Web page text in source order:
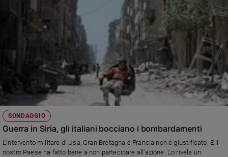
SONDAGGIO
Guerra in Siria, gli italiani bocciano i bombardamenti
L'intervento militare di Usa, Gran Bretagna e Francia non è giustificato. E il
nostro Paese ha fatto bene a non partecipare all'azione. Lo rivela un